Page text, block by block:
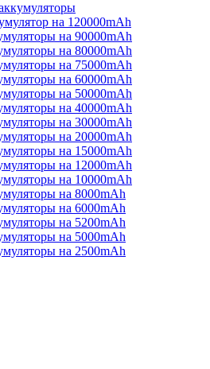
на 120000mAh
на 90000mAh
на 80000mAh
на 75000mAh
на 60000mAh
на 50000mAh
на 40000mAh
на 30000mAh
на 20000mAh
на 15000mAh
на 12000mAh
на 10000mAh
на 8000mAh
на 6000mAh
на 5200mAh
на 5000mAh
на 2500mAh